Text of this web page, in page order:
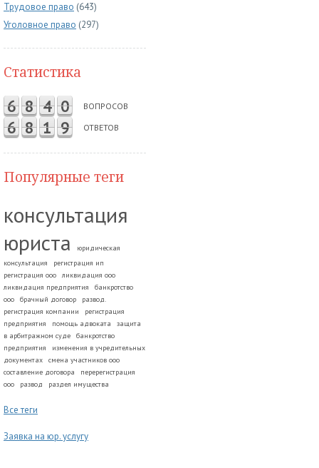
Трудовое право (643)
Уголовное право (297)
Статистика
6 8 4 0 ВОПРОСОВ
6 8 1 9 ОТВЕТОВ
Популярные теги
консультация
юриста
юридическая
консультация
регистрация ип
регистрация ооо
ликвидация ооо
ликвидация предприятия
банкротство
ооо
брачный договор
развод.
регистрация компании
регистрация
предприятия
помощь адвоката
защита
в арбитражном суде
банкротство
предприятия
изменения в учредительных
документах
смена участников ооо
составление договора
перерегистрация
ооо
развод раздел имущества
Все теги
Заявка на юр. услугу